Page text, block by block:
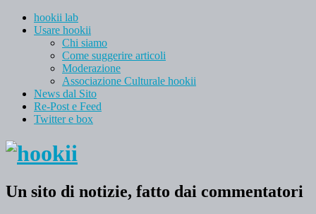
hookii lab
Usare hookii
Chi siamo
Come suggerire articoli
Moderazione
Associazione Culturale hookii
News dal Sito
Re-Post e Feed
Twitter e box
Un sito di notizie, fatto dai commentatori